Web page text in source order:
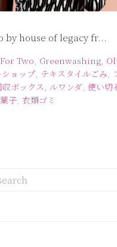
house of legacy fr...
Two Greenwashing
ョップ テキスタイルごみ
収ボックス ルワンダ 使い切
子 衣類ゴミ